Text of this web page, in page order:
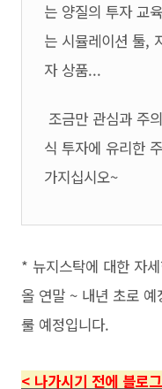
는 양질의 투자 교
는 시뮬레이션 툴,
자 상품...
조금만 관심과 주
식 투자에 유리한
가지십시오~
* 뉴지스탁에 대한 자
올 연말 ~ 내년 초로
룰 예정입니다.
< 나가시기 전에 블로